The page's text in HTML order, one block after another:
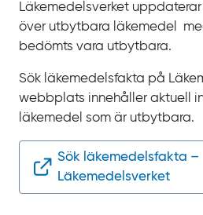
Läkemedelsverket
över utbytbara läkemedel
bedömts vara utbytbara.
Sök läkemedelsfakta på
webbplats innehåller aktuell
läkemedel som är utbytbara.
Sök läkemedelsfakta –
Läkemedelsverket